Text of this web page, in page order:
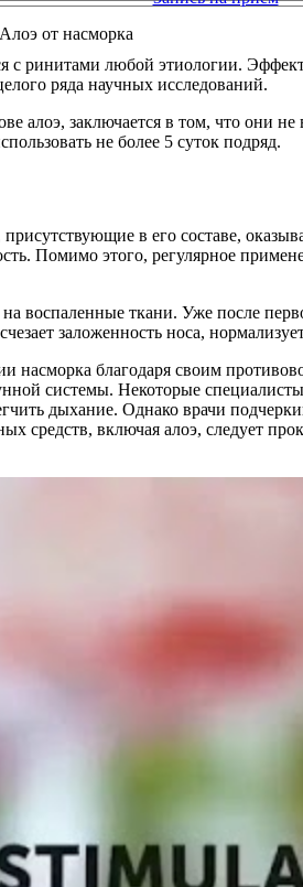
с ринитами любой этиологии.
ряда научных исследований.
алоэ, заключается в том, что они
не более 5 суток подряд.
в его составе,
Помимо этого, регулярное
воспаленные ткани. Уже после
заложенность носа,
благодаря своим
системы. Некоторые
дыхание. Однако врачи
включая алоэ, следует